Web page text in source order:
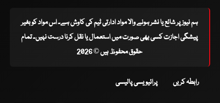
ہم نیوز پر شائع یا نشر ہونے والا مواد ادارتی ٹیم کی کاوش ہے۔ اس مواد کو بغیر
پیشگی اجازت کسی بھی صورت میں استعمال یا نقل کرنا درست نہیں۔ تمام
حقوق محفوظ ہیں © 2026
رابطہ کریں پرائیویسی پالیسی